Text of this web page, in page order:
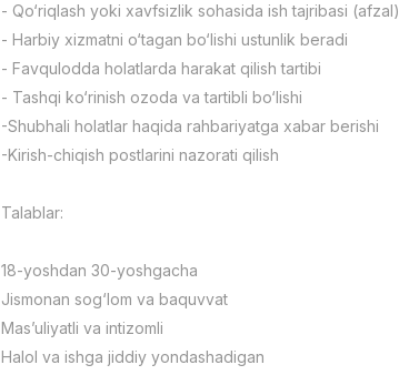
- Qo‘riqlash yoki xavfsizlik sohasida ish tajribasi (afzal)
- Harbiy xizmatni o‘tagan bo‘lishi ustunlik beradi
- Favqulodda holatlarda harakat qilish tartibi
- Tashqi ko‘rinish ozoda va tartibli bo‘lishi
-Shubhali holatlar haqida rahbariyatga xabar berishi
-Kirish-chiqish postlarini nazorati qilish
Talablar:
18-yoshdan 30-yoshgacha
Jismonan sog‘lom va baquvvat
Mas’uliyatli va intizomli
Halol va ishga jiddiy yondashadigan